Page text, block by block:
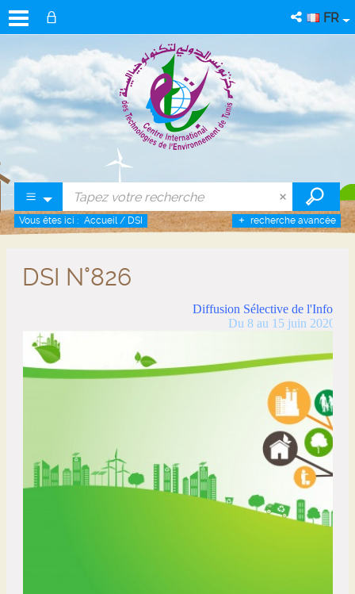
FR
recherche avancée
Vous êtes ici : Accueil / DSI
DSI N°826